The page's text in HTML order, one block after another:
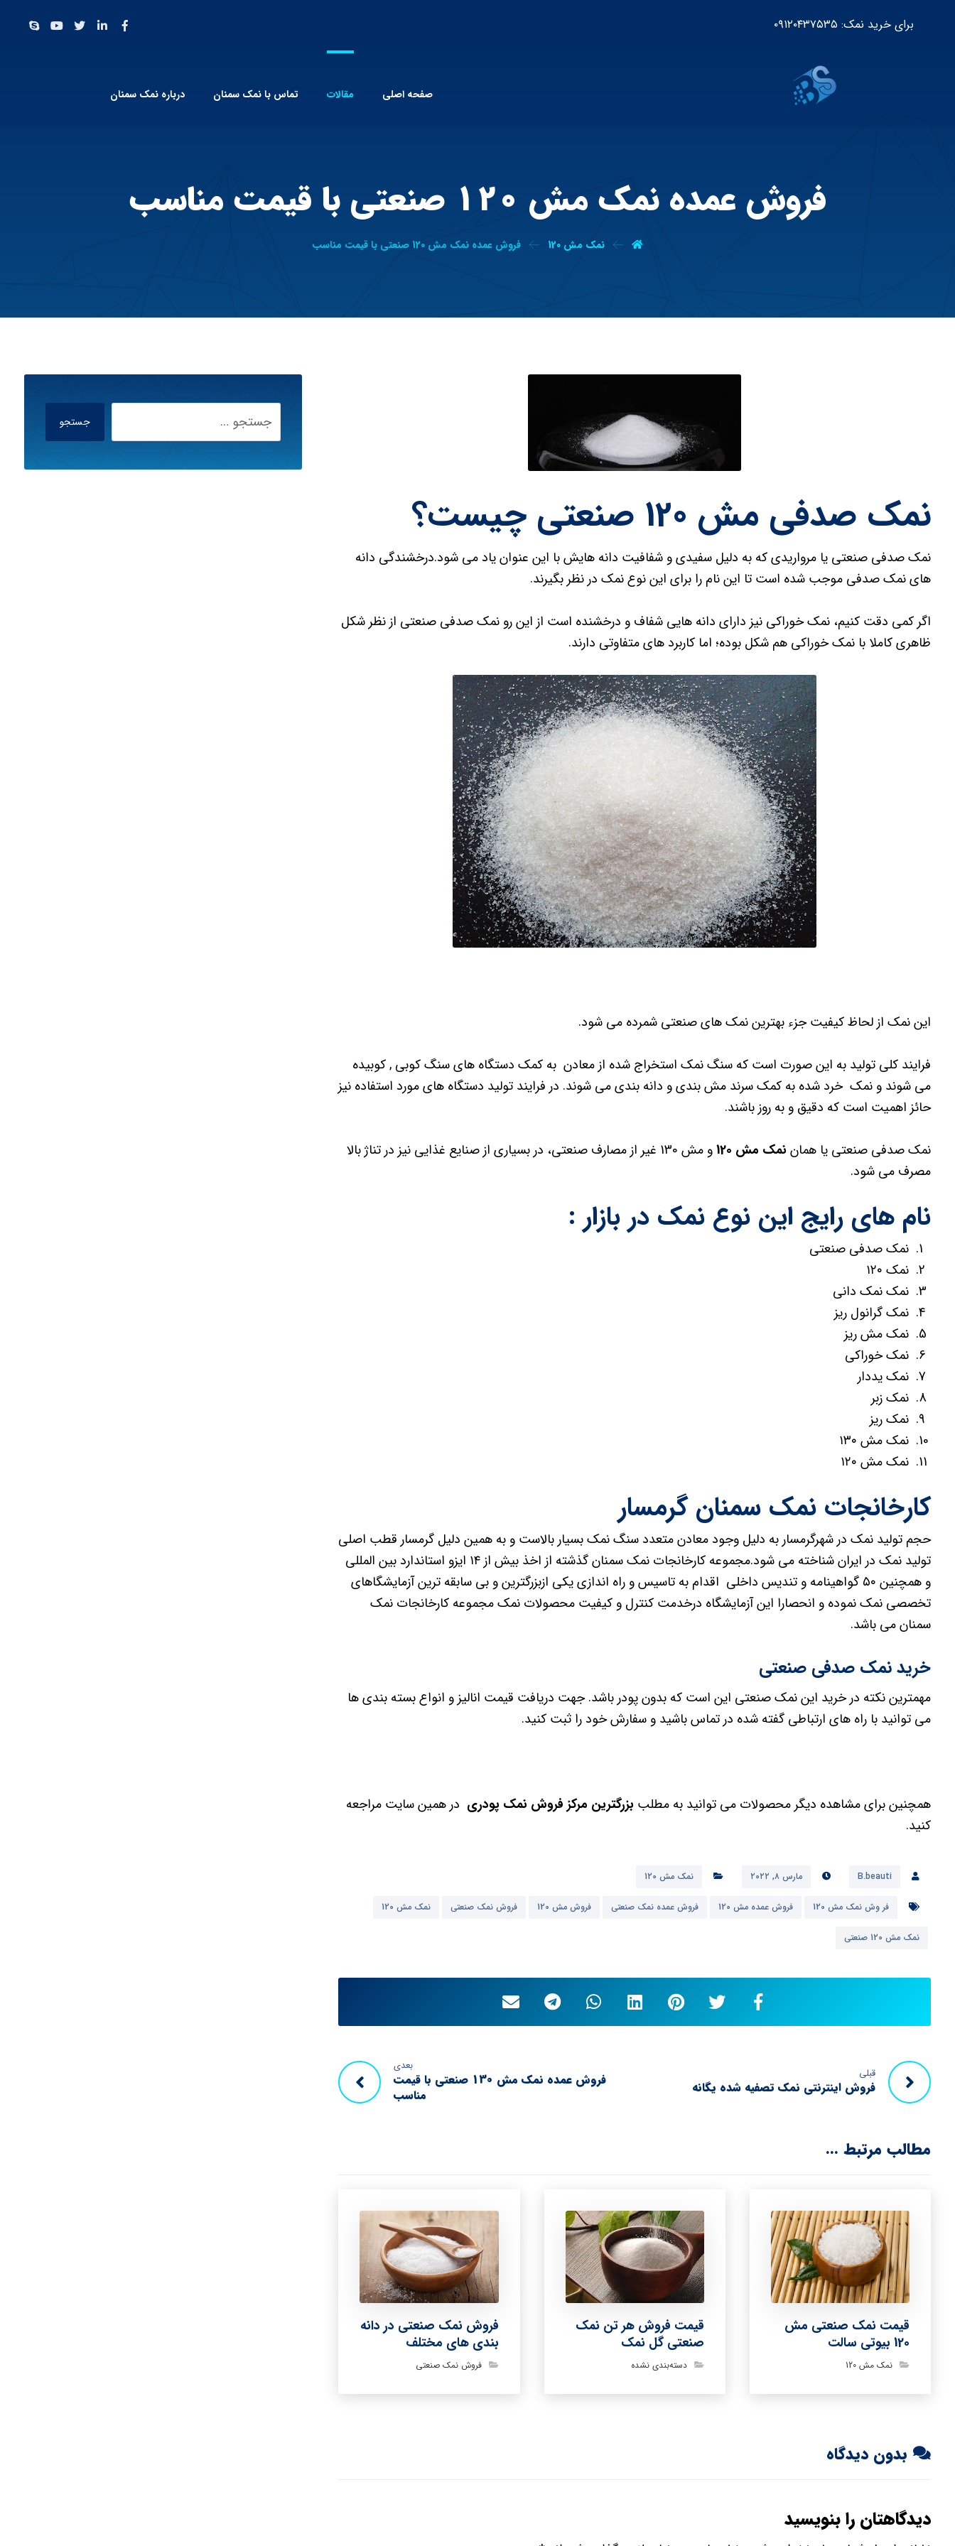
برای خرید نمک: ۰۹۱۲۰۴۳۷۵۳۵
صفحه اصلی مقالات تماس با نمک سمنان درباره نمک سمنان
فروش عمده نمک مش 120 صنعتی با قیمت مناسب
نمک مش 120 فروش عمده نمک مش 120 صنعتی با قیمت مناسب
نمک صدفی مش 120 صنعتی چیست؟
نمک صدفی صنعتی یا مرواریدی که به دلیل سفیدی و شفافیت دانه هایش با این عنوان یاد می شود.درخشندگی دانه
های نمک صدفی موجب شده است تا این نام را برای این نوع نمک در نظر بگیرند.
اگر کمی دقت کنیم، نمک خوراکی نیز دارای دانه هایی شفاف و درخشنده است از این رو نمک صدفی صنعتی از نظر شکل
ظاهری کاملا با نمک خوراکی هم شکل بوده؛ اما کاربرد های متفاوتی دارند.
این نمک از لحاظ کیفیت جزء بهترین نمک های صنعتی شمرده می شود.
فرایند کلی تولید به این صورت است که سنگ نمک استخراج شده از معادن به کمک دستگاه های سنگ کوبی , کوبیده
می شوند و نمک خرد شده به کمک سرند مش بندی و دانه بندی می شوند. در فرایند تولید دستگاه های مورد استفاده نیز
حائز اهمیت است که دقیق و به روز باشند.
نمک صدفی صنعتی یا همان نمک مش 120
و مش 130 غیر از مصارف صنعتی، در بسیاری از صنایع غذایی نیز در تناژ بالا
مصرف می شود.
نام های رایج این نوع نمک در بازار :
نمک صدفی صنعتی
نمک ۱۲۰
نمک نمک دانی
نمک گرانول ریز
نمک مش ریز
نمک خوراکی
نمک یددار
نمک زبر
نمک ریز
نمک مش ۱۳۰
نمک مش ۱۲۰
کارخانجات نمک سمنان گرمسار
حجم تولید نمک در شهرگرمسار به دلیل وجود معادن متعدد سنگ نمک بسیار بالاست و به همین دلیل گرمسار قطب اصلی
تولید نمک در ایران شناخته می شود.مجموعه کارخانجات نمک سمنان گذشته از اخذ بیش از ۱۴ ایزو استاندارد بین المللی
و همچنین ۵۰ گواهینامه و تندیس داخلی اقدام به تاسیس و راه اندازی یکی ازبزرگترین و بی سابقه ترین آزمایشگاهای
تخصصی نمک نموده و انحصارا این آزمایشگاه درخدمت کنترل و کیفیت محصولات نمک مجموعه کارخانجات نمک
سمنان می باشد.
خرید نمک صدفی صنعتی
مهمترین نکته در خرید این نمک صنعتی این است که بدون پودر باشد. جهت دریافت قیمت انالیز و انواع بسته بندی ها
می توانید با راه های ارتباطی گفته شده در تماس باشید و سفارش خود را ثبت کنید.
همچنین برای مشاهده دیگر محصولات می توانید به مطلب بزرگترین مرکز فروش نمک پودری در همین سایت مراجعه
کنید.
B.beauti مارس ۸, ۲۰۲۲ نمک مش 120
فر وش نمک مش 120 فروش عمده مش 120 فروش عمده نمک صنعتی فروش مش 120 فروش نمک صنعتی نمک مش 120
نمک مش 120 صنعتی
قبلی
فروش اینترنتی نمک تصفیه شده یگانه
بعدی
فروش عمده نمک مش 130 صنعتی با قیمت
مناسب
مطالب مرتبط ...
قیمت نمک صنعتی مش
120 بیوتی سالت
نمک مش 120
قیمت فروش هر تن نمک
صنعتی گل نمک
دسته‌بندی نشده
فروش نمک صنعتی در دانه
بندی های مختلف
فروش نمک صنعتی
بدون دیدگاه
دیدگاهتان را بنویسید
جستجو